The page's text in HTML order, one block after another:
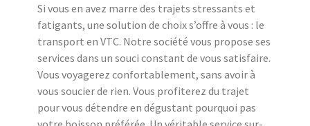
Si vous en avez marre des trajets stressants et
fatigants, une solution de choix s’offre à vous : le
transport en VTC. Notre société vous propose ses
services dans un souci constant de vous satisfaire.
Vous voyagerez confortablement, sans avoir à
vous soucier de rien. Vous profiterez du trajet
pour vous détendre en dégustant pourquoi pas